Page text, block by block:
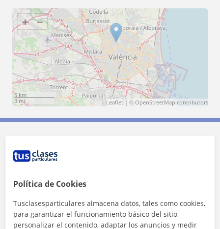
+ −
5 km
3 mi
Leaflet| © OpenStreetMap contributors
Contacta con Linda
1ª clase gratis
Política de Cookies
Tusclasesparticulares almacena datos, tales como cookies,
para garantizar el funcionamiento básico del sitio,
personalizar el contenido, adaptar los anuncios y medir